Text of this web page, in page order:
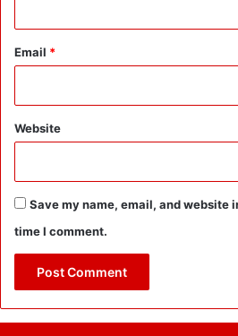
Email *
Website
Save my name, email, and website
time I comment.